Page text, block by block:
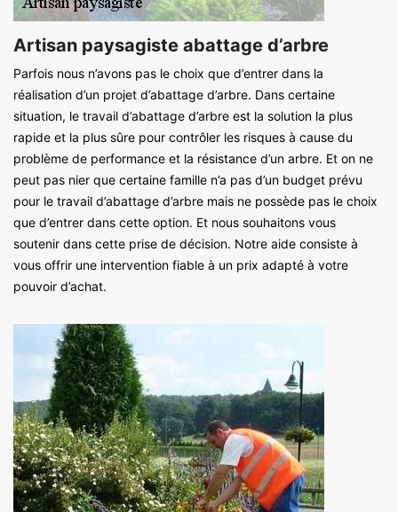
Artisan paysagiste abattage d’arbre
Parfois nous n’avons pas le choix que d’entrer dans la
réalisation d’un projet d’abattage d’arbre. Dans certaine
situation, le travail d’abattage d’arbre est la solution la plus
rapide et la plus sûre pour contrôler les risques à cause du
problème de performance et la résistance d’un arbre. Et on ne
peut pas nier que certaine famille n’a pas d’un budget prévu
pour le travail d’abattage d’arbre mais ne possède pas le choix
que d’entrer dans cette option. Et nous souhaitons vous
soutenir dans cette prise de décision. Notre aide consiste à
vous offrir une intervention fiable à un prix adapté à votre
pouvoir d’achat.